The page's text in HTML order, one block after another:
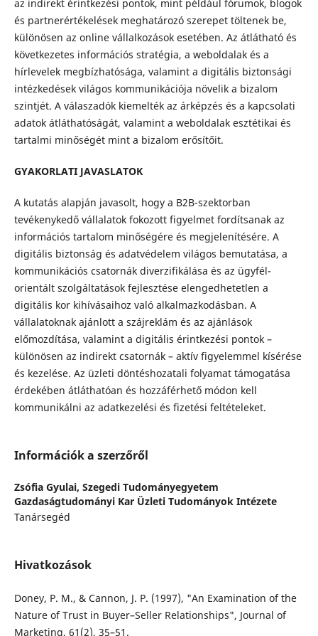
az indirekt érintkezési pontok, mint például fórumok, blogok
és partnerértékelések meghatározó szerepet töltenek be,
különösen az online vállalkozások esetében. Az átlátható és
következetes információs stratégia, a weboldalak és a
hírlevelek megbízhatósága, valamint a digitális biztonsági
intézkedések világos kommunikációja növelik a bizalom
szintjét. A válaszadók kiemelték az árképzés és a kapcsolati
adatok átláthatóságát, valamint a weboldalak esztétikai és
tartalmi minőségét mint a bizalom erősítőit.
GYAKORLATI JAVASLATOK
A kutatás alapján javasolt, hogy a B2B-szektorban
tevékenykedő vállalatok fokozott figyelmet fordítsanak az
információs tartalom minőségére és megjelenítésére. A
digitális biztonság és adatvédelem világos bemutatása, a
kommunikációs csatornák diverzifikálása és az ügyfél-
orientált szolgáltatások fejlesztése elengedhetetlen a
digitális kor kihívásaihoz való alkalmazkodásban. A
vállalatoknak ajánlott a szájreklám és az ajánlások
előmozdítása, valamint a digitális érintkezési pontok –
különösen az indirekt csatornák – aktív figyelemmel kísérése
és kezelése. Az üzleti döntéshozatali folyamat támogatása
érdekében átláthatóan és hozzáférhető módon kell
kommunikálni az adatkezelési és fizetési feltételeket.
Információk a szerzőről
Zsófia Gyulai, Szegedi Tudományegyetem
Gazdaságtudományi Kar Üzleti Tudományok Intézete
Tanársegéd
Hivatkozások
Doney, P. M., & Cannon, J. P. (1997), "An Examination of the
Nature of Trust in Buyer–Seller Relationships", Journal of
Marketing, 61(2), 35–51.